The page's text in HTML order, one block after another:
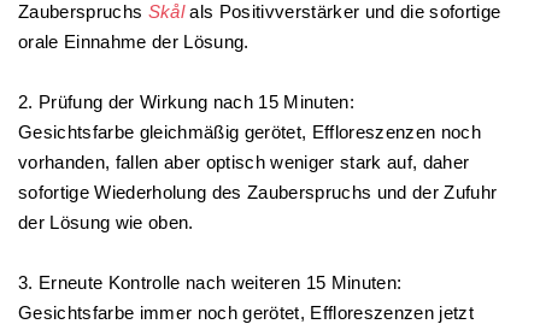
Zauberspruchs Skålals Positivverstärker und die sofortige
orale Einnahme der Lösung.
2. Prüfung der Wirkung nach 15 Minuten:
Gesichtsfarbe gleichmäßig gerötet, Effloreszenzen noch
vorhanden, fallen aber optisch weniger stark auf, daher
sofortige Wiederholung des Zauberspruchs und der Zufuhr
der Lösung wie oben.
3. Erneute Kontrolle nach weiteren 15 Minuten:
Gesichtsfarbe immer noch gerötet, Effloreszenzen jetzt